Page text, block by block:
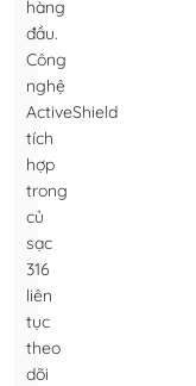
hàng
đầu.
Công
nghệ
ActiveShield
tích
hợp
trong
củ
sạc
316
liên
tục
theo
dõi